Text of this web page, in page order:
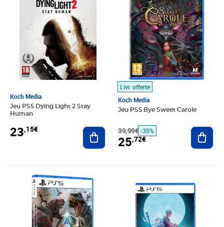
Koch Media
Jeu PS5 Dying Light 2 Stay
Human
23,15€ Ajouter au panier
Livr. offerte
Koch Media
Jeu PS5 Bye Sweet Carole
39,99€ -35%
25,72€
Prix 26,42€